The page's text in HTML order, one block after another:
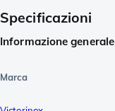
Specificazioni
Informazione generale
Marca